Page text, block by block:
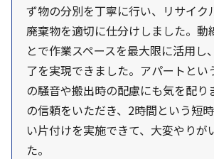
ず物の分別を丁寧に行い、リサイク
廃棄物を適切に仕分けしました。動
とで作業スペースを最大限に活用し
了を実現できました。アパートとい
の騒音や搬出時の配慮にも気を配り
の信頼をいただき、2時間という短
い片付けを実施できて、大変やりが
た。